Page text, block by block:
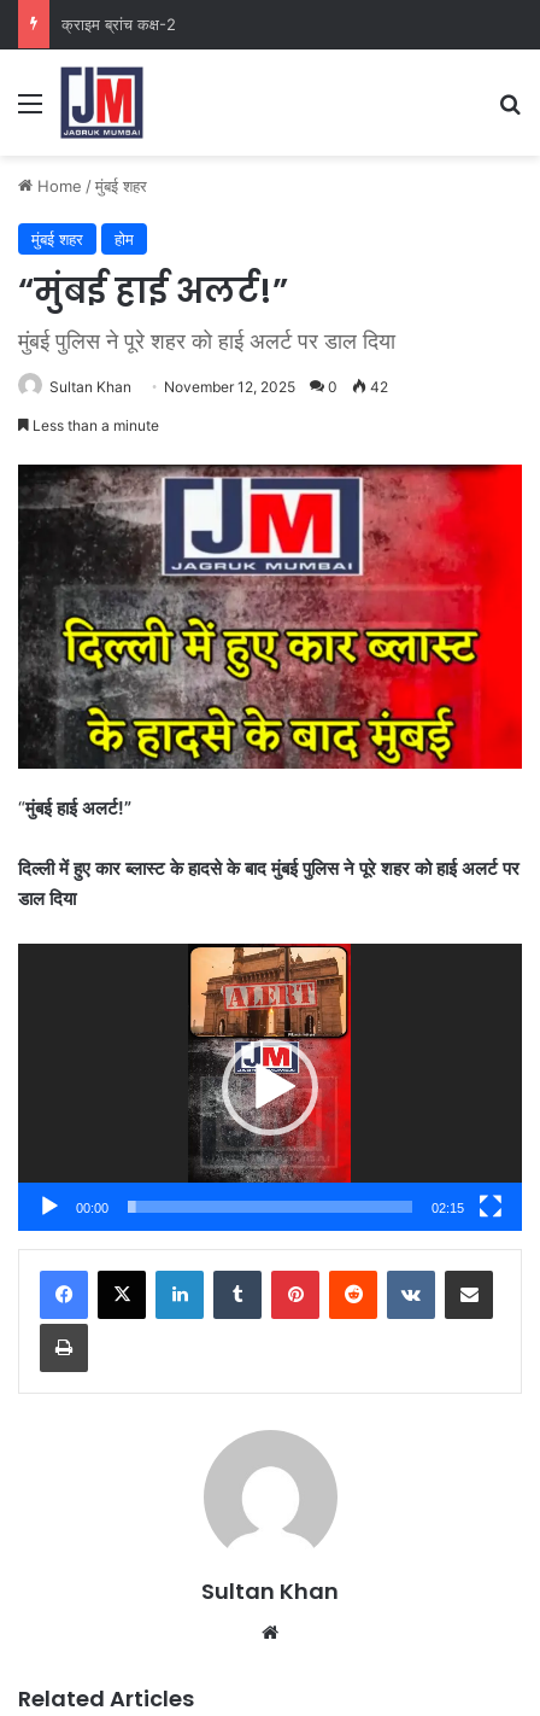
क्राइम ब्रांच कक्ष-2
Home /मुंबई शहर
मुंबई शहर होम
“मुंबई हाई अलर्ट!”
मुंबई पुलिस ने पूरे शहर को हाई अलर्ट पर डाल दिया
Sultan Khan November 12, 2025 0 42
Less than a minute
“मुंबई हाई अलर्ट!”
दिल्ली में हुए कार ब्लास्ट के हादसे के बाद मुंबई पुलिस ने पूरे शहर को हाई अलर्ट पर
डाल दिया
00:00 02:15
Sultan Khan
Related Articles